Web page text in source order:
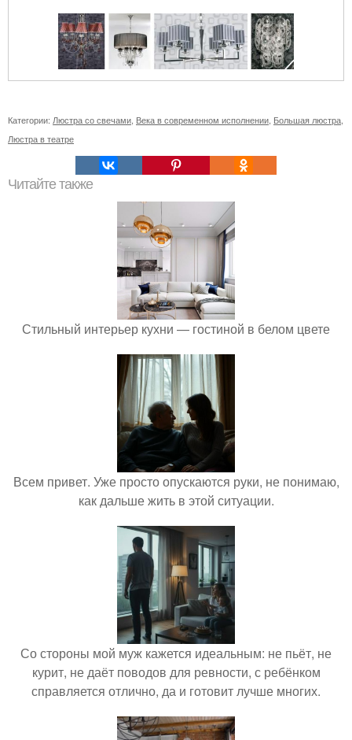
Категории: Люстра со свечами, Века в современном исполнении, Большая люстра,
Люстра в театре
Читайте также
Стильный интерьер кухни — гостиной в белом цвете
Всем привет. Уже просто опускаются руки, не понимаю,
как дальше жить в этой ситуации.
Со стороны мой муж кажется идеальным: не пьёт, не
курит, не даёт поводов для ревности, с ребёнком
справляется отлично, да и готовит лучше многих.